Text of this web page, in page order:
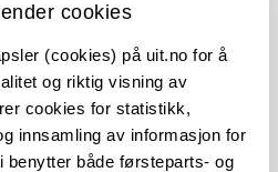
cookies
(cookies) på uit.no for å
og riktig visning av
cookies for statistikk,
innsamling av informasjon for
benytter både førsteparts- og
og undervisning